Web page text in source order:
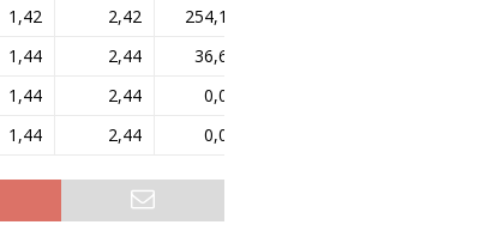
1,42 2,42
254,1
1,44 2,44
36,6
1,44 2,44
0,0
1,44 2,44 0,0